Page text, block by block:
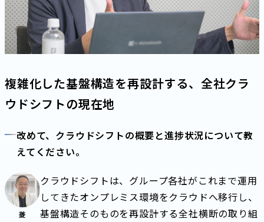
複雑化した基盤構造を再設計する、全社クラ
ウドシフトの現在地
改めて、クラウドシフトの概要と進捗状況について教
えてください。
菱
クラウドシフトは、グループ各社がこれまで運用
してきたオンプレミス環境をクラウドへ移行し、
基盤構造そのものを再設計する全社横断の取り組